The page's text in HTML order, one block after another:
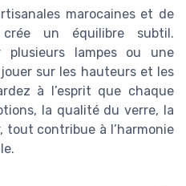
marocaines et de
un équilibre subtil.
plusieurs lampes ou une
sur les hauteurs et les
à l’esprit que chaque
la qualité du verre, la
contribue à l’harmonie